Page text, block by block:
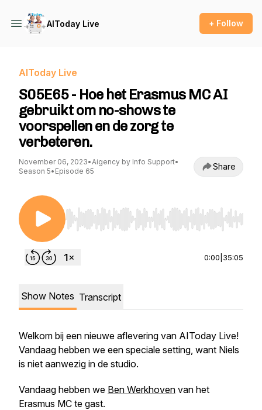
AIToday Live + Follow
AIToday Live
S05E65 - Hoe het Erasmus MC AI
gebruikt om no-shows te
voorspellen en de zorg te
verbeteren.
November 06, 2023•Aigency by Info Support•
Season 5• Episode 65 Share
Use Left/Right to seek, Home/End to jump to
0:00 35:05
Show Notes Transcript
Welkom bij een nieuwe aflevering van AIToday Live!
Vandaag hebben we een speciale setting, want Niels
is niet aanwezig in de studio.
Vandaag hebben we Ben Werkhoven van het
Erasmus MC te gast.